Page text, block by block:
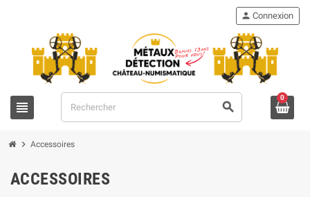
view_headline search
person Connexion
0
chevron_right Accessoires
ACCESSOIRES